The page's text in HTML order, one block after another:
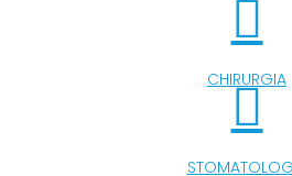
CHIRURGIA